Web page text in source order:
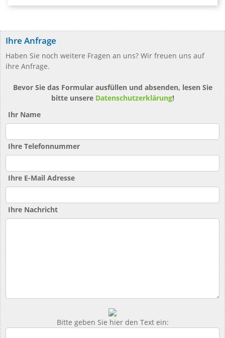
Ihre Anfrage
Haben Sie noch weitere Fragen an uns? Wir freuen uns auf
ihre Anfrage.
Bevor Sie das Formular ausfüllen und absenden, lesen Sie
bitte unsere Datenschutzerklärung!
Ihr Name
Ihre Telefonnummer
Ihre E-Mail Adresse
Ihre Nachricht
Bitte geben Sie hier den Text ein: